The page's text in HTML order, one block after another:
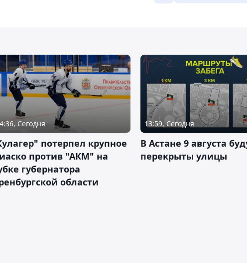
Сегодня
потерпел крупное
против "АКМ" на
губернатора
области
13:59, Сегодня
В Астане 9 августа
перекрыты улицы